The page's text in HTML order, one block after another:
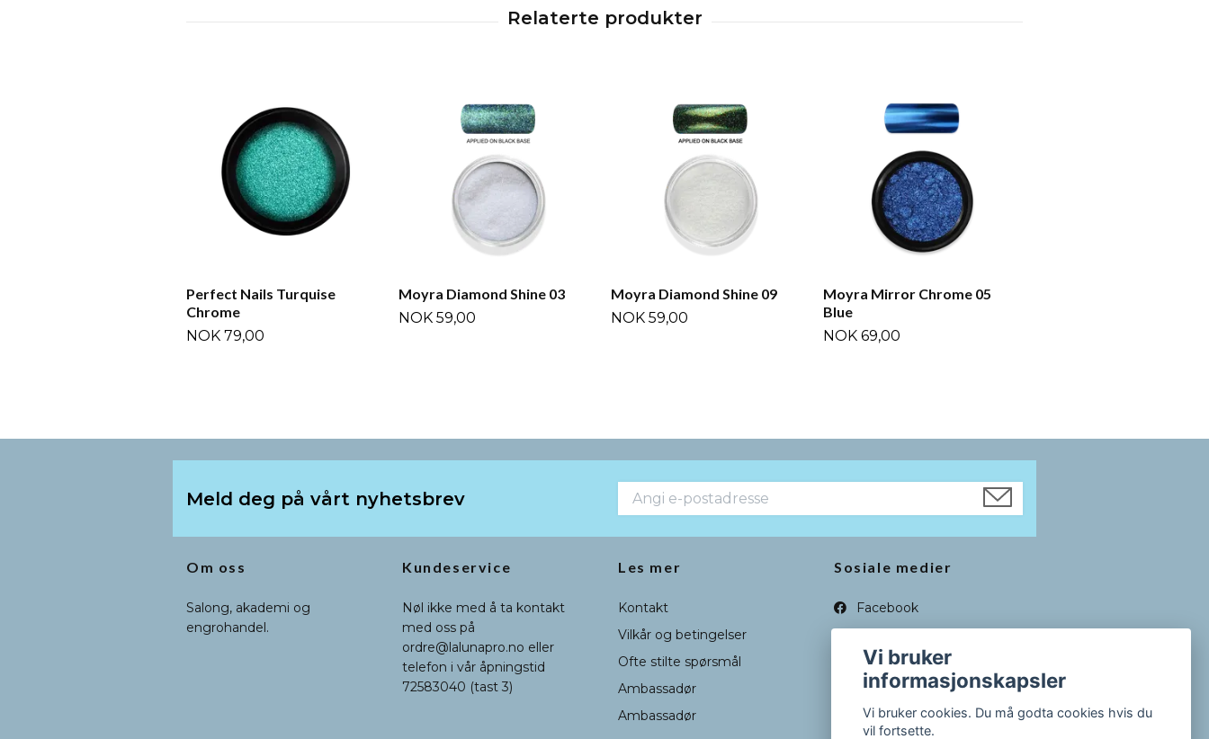
Perfect Nails Turquise
Chrome
NOK 79,00
Moyra Diamond Shine 03
NOK 59,00
Moyra Diamond Shine 09
NOK 59,00
Moyra Mirror Chrome 05
Blue
NOK 69,00
Meld deg på vårt nyhetsbrev
Om oss
Salong, akademi og
engrohandel.
Kundeservice
Nøl ikke med å ta kontakt
med oss på
ordre@lalunapro.no eller
telefon i vår åpningstid
72583040 (tast 3)
Les mer
Kontakt
Vilkår og betingelser
Ofte stilte spørsmål
Ambassadør
Ambassadør
Sosiale medier
Facebook
Vi bruker
informasjonskapsler
Vi bruker cookies. Du må godta cookies hvis du
vil fortsette.